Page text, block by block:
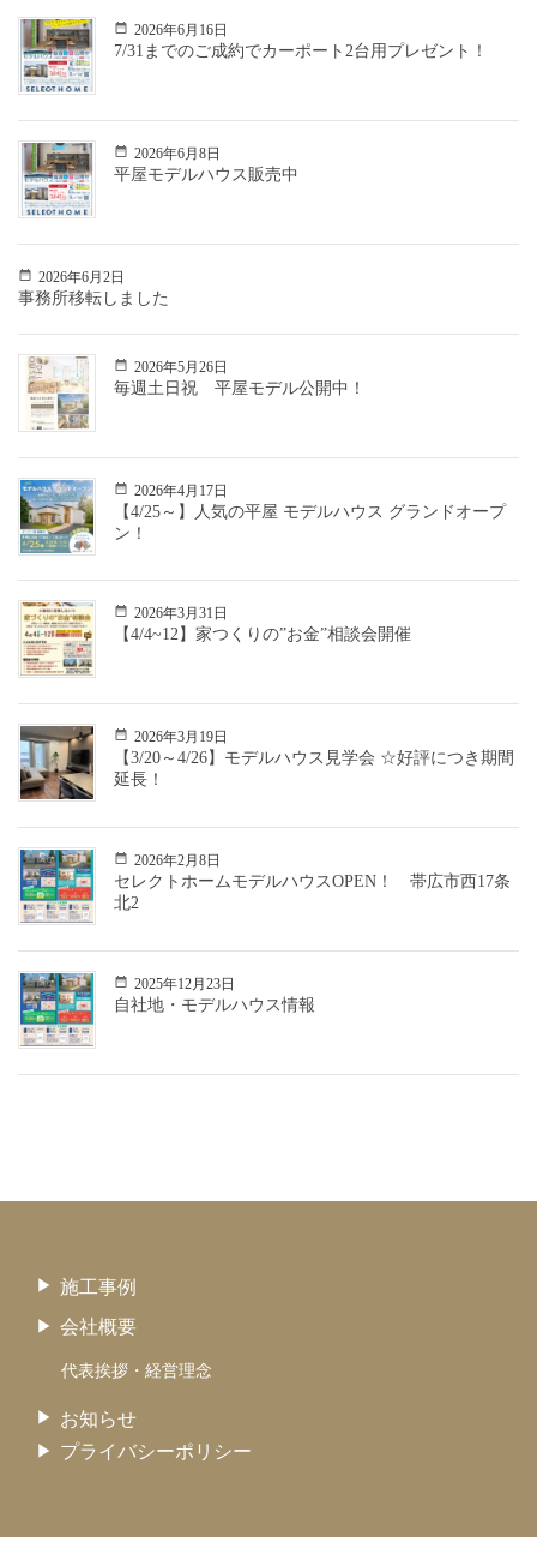
2026年6月16日
7/31までのご成約でカーポート2台用プレゼント！
2026年6月8日
平屋モデルハウス販売中
2026年6月2日
事務所移転しました
2026年5月26日
毎週土日祝 平屋モデル公開中！
2026年4月17日
【4/25～】人気の平屋 モデルハウス グランドオープ
ン！
2026年3月31日
【4/4~12】家つくりの”お金”相談会開催
2026年3月19日
【3/20～4/26】モデルハウス見学会 ☆好評につき期間
延長！
2026年2月8日
セレクトホームモデルハウスOPEN！ 帯広市西17条
北2
2025年12月23日
自社地・モデルハウス情報
施工事例
会社概要
代表挨拶・経営理念
お知らせ
プライバシーポリシー